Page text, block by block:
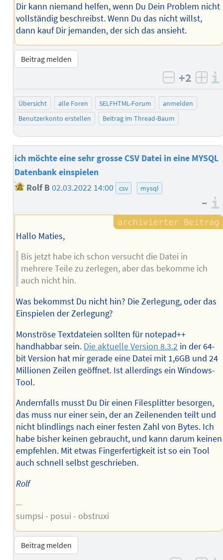
Dir kann niemand helfen, wenn Du Dein Problem nicht
vollständig beschreibst. Wenn Du das nicht willst,
dann kauf Dir jemanden, der sich das ansieht.
Beitrag melden
negativ
+2
Übersicht alle Foren SELFHTML-Forum
anmelden
Benutzerkonto erstellen
Beitrag im Thread-Baum
ich möchte eine sehr grosse CSV Datei in eine MYSQL
Datenbank einspielen
Rolf B02.03.2022 14:00 csv mysql
–
Hallo Maties,
Bis jetzt habe ich schon versucht die Datei in
mehrere Teile zu zerlegen, aber das bekomme ich
auch nicht hin.
Was bekommst Du nicht hin? Die Zerlegung, oder das
Einspielen der Zerlegung?
Monströse Textdateien sollten für notepad++
handhabbar sein. Die aktuelle Version 8.3.2in der 64-
bit Version hat mir gerade eine Datei mit 1,6GB und 24
Millionen Zeilen geöffnet. Ist allerdings ein Windows-
Tool.
Andernfalls musst Du Dir einen Filesplitter besorgen,
das muss nur einer sein, der an Zeilenenden teilt und
nicht blindlings nach einer festen Zahl von Bytes. Ich
habe bisher keinen gebraucht, und kann darum keinen
empfehlen. Mit etwas Fingerfertigkeit ist so ein Tool
auch schnell selbst geschrieben.
Rolf
--
sumpsi - posui - obstruxi
Beitrag melden